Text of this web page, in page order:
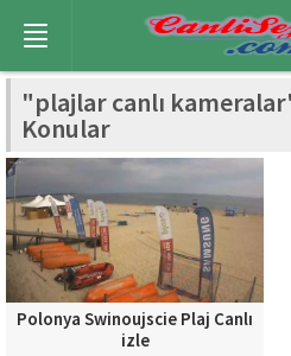
"plajlar canlı
Konular
Polonya Swinoujscie Plaj Canlı
izle